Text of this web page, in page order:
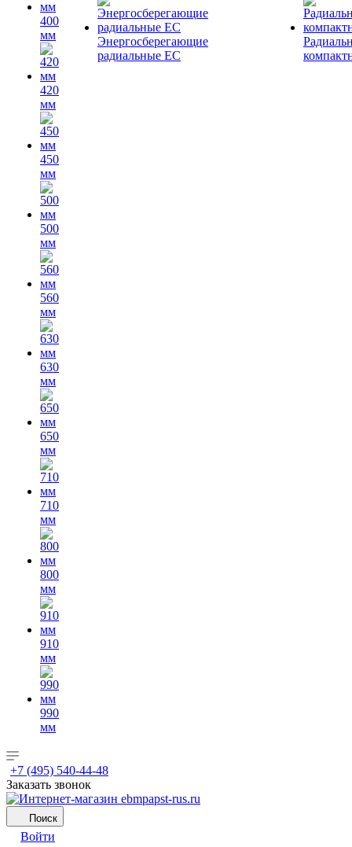
400
мм
420
мм
450
мм
500
мм
560
мм
630
мм
650
мм
710
мм
800
мм
910
мм
990
мм
Энергосберегающие
радиальные EC
+7 (495) 540-44-48
Заказать звонок
Поиск
Войти